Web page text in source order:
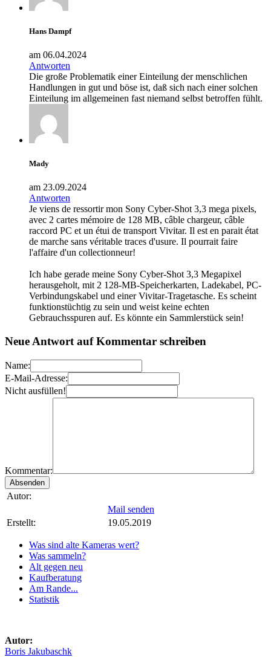
Hans Dampf
am 06.04.2024
Antworten
Die große Problematik einer Einteilung der menschlichen
Handlungen in gut und böse ist, daß sich nach einer solchen
Einteilung im allgemeinen fast niemand selbst betroffen fühlt.
Mady
am 23.09.2024
Antworten
Je viens de ressortir mon Sony Cyber-Shot 3,3 mega pixels,
avec 2 cartes mémoire de 128 MB, câble chargeur, câble
raccord PC et un étui de transport Vivitar. Il est en parait état
de marche sans véritable traces d'usure. Il pourrait faire
l'affaire d'un collectionneur!
Ich habe gerade meine Sony Cyber-Shot 3,3 Megapixel
herausgeholt, mit 2 128-MB-Speicherkarten, Ladekabel, PC-
Verbindungskabel und einer Vivitar-Tragetasche. Es scheint
funktionstüchtig zu sein und weist keine echten
Gebrauchsspuren auf. Es könnte ein Sammlerstück sein!
Neue Antwort auf Kommentar schreiben
Name:
E-Mail-Adresse:
Nicht ausfüllen!
Kommentar:
Autor:
Mail senden
Erstellt:
19.05.2019
Was sind alte Kameras wert?
Was sammeln?
Alt gegen neu
Kaufberatung
Am Rande...
Statistik
Autor:
Boris Jakubaschk